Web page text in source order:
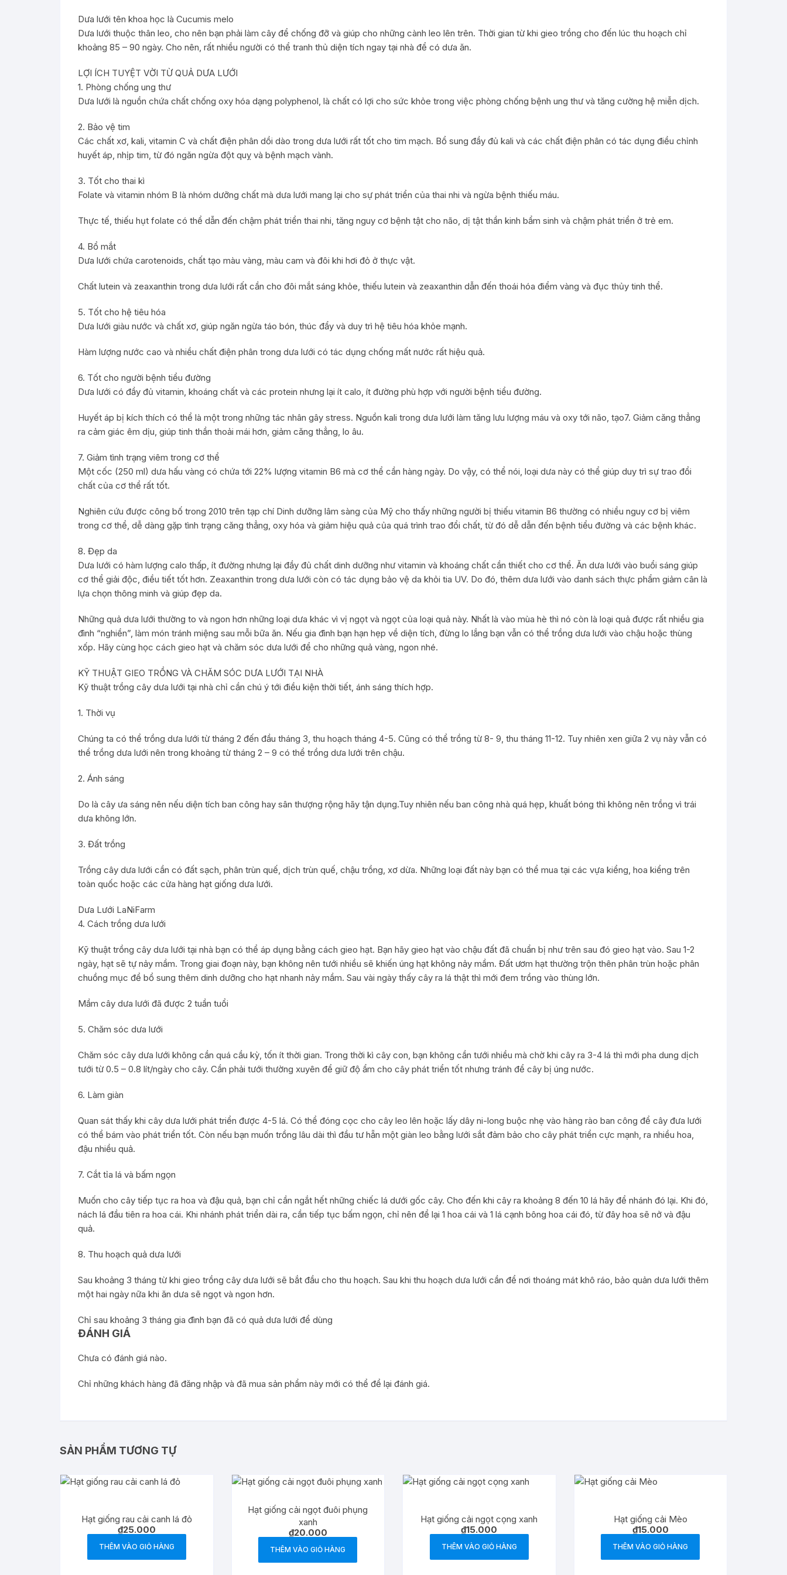
RAU THUỐC VÀ SỨC KHOẺ
Dưa lưới tên khoa học là Cucumis melo
Dưa lưới thuộc thân leo, cho nên bạn phải làm cây để chống đỡ và giúp cho những cành leo lên trên. Thời gian từ khi gieo trồng cho đến lúc thu hoạch chỉ
khoảng 85 – 90 ngày. Cho nên, rất nhiều người có thể tranh thủ diện tích ngay tại nhà để có dưa ăn.
LỢI ÍCH TUYỆT VỜI TỪ QUẢ DƯA LƯỚI
1. Phòng chống ung thư
Dưa lưới là nguồn chứa chất chống oxy hóa dạng polyphenol, là chất có lợi cho sức khỏe trong việc phòng chống bệnh ung thư và tăng cường hệ miễn dịch.
2. Bảo vệ tim
Các chất xơ, kali, vitamin C và chất điện phân dồi dào trong dưa lưới rất tốt cho tim mạch. Bổ sung đầy đủ kali và các chất điện phân có tác dụng điều chỉnh
huyết áp, nhịp tim, từ đó ngăn ngừa đột quỵ và bệnh mạch vành.
3. Tốt cho thai kì
Folate và vitamin nhóm B là nhóm dưỡng chất mà dưa lưới mang lại cho sự phát triển của thai nhi và ngừa bệnh thiếu máu.
Thực tế, thiếu hụt folate có thể dẫn đến chậm phát triển thai nhi, tăng nguy cơ bệnh tật cho não, dị tật thần kinh bẩm sinh và chậm phát triển ở trẻ em.
4. Bổ mắt
Dưa lưới chứa carotenoids, chất tạo màu vàng, màu cam và đôi khi hơi đỏ ở thực vật.
Chất lutein và zeaxanthin trong dưa lưới rất cần cho đôi mắt sáng khỏe, thiếu lutein và zeaxanthin dẫn đến thoái hóa điểm vàng và đục thủy tinh thể.
5. Tốt cho hệ tiêu hóa
Dưa lưới giàu nước và chất xơ, giúp ngăn ngừa táo bón, thúc đẩy và duy trì hệ tiêu hóa khỏe mạnh.
Hàm lượng nước cao và nhiều chất điện phân trong dưa lưới có tác dụng chống mất nước rất hiệu quả.
6. Tốt cho người bệnh tiểu đường
Dưa lưới có đầy đủ vitamin, khoáng chất và các protein nhưng lại ít calo, ít đường phù hợp với người bệnh tiểu đường.
Huyết áp bị kích thích có thể là một trong những tác nhân gây stress. Nguồn kali trong dưa lưới làm tăng lưu lượng máu và oxy tới não, tạo7. Giảm căng thẳng
ra cảm giác êm dịu, giúp tinh thần thoải mái hơn, giảm căng thẳng, lo âu.
7. Giảm tình trạng viêm trong cơ thể
Một cốc (250 ml) dưa hấu vàng có chứa tới 22% lượng vitamin B6 mà cơ thể cần hàng ngày. Do vậy, có thể nói, loại dưa này có thể giúp duy trì sự trao đổi
chất của cơ thể rất tốt.
Nghiên cứu được công bố trong 2010 trên tạp chí Dinh dưỡng lâm sàng của Mỹ cho thấy những người bị thiếu vitamin B6 thường có nhiều nguy cơ bị viêm
trong cơ thể, dễ dàng gặp tình trạng căng thẳng, oxy hóa và giảm hiệu quả của quá trình trao đổi chất, từ đó dễ dẫn đến bệnh tiểu đường và các bệnh khác.
8. Đẹp da
Dưa lưới có hàm lượng calo thấp, ít đường nhưng lại đầy đủ chất dinh dưỡng như vitamin và khoáng chất cần thiết cho cơ thể. Ăn dưa lưới vào buổi sáng giúp
cơ thể giải độc, điều tiết tốt hơn. Zeaxanthin trong dưa lưới còn có tác dụng bảo vệ da khỏi tia UV. Do đó, thêm dưa lưới vào danh sách thực phẩm giảm cân là
lựa chọn thông minh và giúp đẹp da.
Những quả dưa lưới thường to và ngon hơn những loại dưa khác vì vị ngọt và ngọt của loại quả này. Nhất là vào mùa hè thì nó còn là loại quả được rất nhiều gia
đình “nghiền”, làm món tránh miệng sau mỗi bữa ăn. Nếu gia đình bạn hạn hẹp về diện tích, đừng lo lắng bạn vẫn có thể trồng dưa lưới vào chậu hoặc thùng
xốp. Hãy cùng học cách gieo hạt và chăm sóc dưa lưới để cho những quả vàng, ngon nhé.
KỸ THUẬT GIEO TRỒNG VÀ CHĂM SÓC DƯA LƯỚI TẠI NHÀ
Kỹ thuật trồng cây dưa lưới tại nhà chỉ cần chú ý tới điều kiện thời tiết, ánh sáng thích hợp.
1. Thời vụ
Chúng ta có thể trồng dưa lưới từ tháng 2 đến đầu tháng 3, thu hoạch tháng 4-5. Cũng có thể trồng từ 8- 9, thu tháng 11-12. Tuy nhiên xen giữa 2 vụ này vẫn có
thể trồng dưa lưới nên trong khoảng từ tháng 2 – 9 có thể trồng dưa lưới trên chậu.
2. Ánh sáng
Do là cây ưa sáng nên nếu diện tích ban công hay sân thượng rộng hãy tận dụng.Tuy nhiên nếu ban công nhà quá hẹp, khuất bóng thì không nên trồng vì trái
dưa không lớn.
3. Đất trồng
Trồng cây dưa lưới cần có đất sạch, phân trùn quế, dịch trùn quế, chậu trồng, xơ dừa. Những loại đất này bạn có thể mua tại các vựa kiểng, hoa kiểng trên
toàn quốc hoặc các cửa hàng hạt giống dưa lưới.
Dưa Lưới LaNiFarm
4. Cách trồng dưa lưới
Kỹ thuật trồng cây dưa lưới tại nhà bạn có thể áp dụng bằng cách gieo hạt. Bạn hãy gieo hạt vào chậu đất đã chuẩn bị như trên sau đó gieo hạt vào. Sau 1-2
ngày, hạt sẽ tự nảy mầm. Trong giai đoạn này, bạn không nên tưới nhiều sẽ khiến úng hạt không nảy mầm. Đất ươm hạt thường trộn thên phân trùn hoặc phân
chuồng mục để bổ sung thêm dinh dưỡng cho hạt nhanh nảy mầm. Sau vài ngày thấy cây ra lá thật thì mới đem trồng vào thùng lớn.
Mầm cây dưa lưới đã được 2 tuần tuổi
5. Chăm sóc dưa lưới
Chăm sóc cây dưa lưới không cần quá cầu kỳ, tốn ít thời gian. Trong thời kì cây con, bạn không cần tưới nhiều mà chờ khi cây ra 3-4 lá thì mới pha dung dịch
tưới từ 0.5 – 0.8 lít/ngày cho cây. Cần phải tưới thường xuyên để giữ độ ẩm cho cây phát triển tốt nhưng tránh để cây bị úng nước.
6. Làm giàn
Quan sát thấy khi cây dưa lưới phát triển được 4-5 lá. Có thể đóng cọc cho cây leo lên hoặc lấy dây ni-long buộc nhẹ vào hàng rào ban công để cây đưa lưới
có thể bám vào phát triển tốt. Còn nếu bạn muốn trồng lâu dài thì đầu tư hẵn một giàn leo bằng lưới sắt đảm bảo cho cây phát triển cực mạnh, ra nhiều hoa,
đậu nhiều quả.
7. Cắt tỉa lá và bấm ngọn
Muốn cho cây tiếp tục ra hoa và đậu quả, bạn chỉ cần ngắt hết những chiếc lá dưới gốc cây. Cho đến khi cây ra khoảng 8 đến 10 lá hãy để nhánh đó lại. Khi đó,
nách lá đầu tiên ra hoa cái. Khi nhánh phát triển dài ra, cần tiếp tục bấm ngọn, chỉ nên để lại 1 hoa cái và 1 lá cạnh bông hoa cái đó, từ đây hoa sẽ nở và đậu
quả.
8. Thu hoạch quả dưa lưới
Sau khoảng 3 tháng từ khi gieo trồng cây dưa lưới sẽ bắt đầu cho thu hoạch. Sau khi thu hoạch dưa lưới cần để nơi thoáng mát khô ráo, bảo quản dưa lưới thêm
một hai ngày nữa khi ăn dưa sẽ ngọt và ngon hơn.
Chỉ sau khoảng 3 tháng gia đình bạn đã có quả dưa lưới để dùng
ĐÁNH GIÁ
Chưa có đánh giá nào.
Chỉ những khách hàng đã đăng nhập và đã mua sản phẩm này mới có thể để lại đánh giá.
SẢN PHẨM TƯƠNG TỰ
Hạt giống rau cải canh lá đỏ
₫25.000
THÊM VÀO GIỎ HÀNG
Hạt giống cải ngọt đuôi phụng
xanh
₫20.000
THÊM VÀO GIỎ HÀNG
Hạt giống cải ngọt cọng xanh
₫15.000
THÊM VÀO GIỎ HÀNG
Hạt giống cải Mèo
₫15.000
THÊM VÀO GIỎ HÀNG